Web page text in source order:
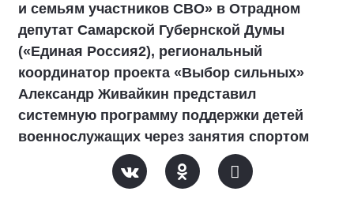
и семьям участников СВО» в Отрадном
депутат Самарской Губернской Думы
(«Единая Россия2), региональный
координатор проекта «Выбор сильных»
Александр Живайкин представил
системную программу поддержки детей
военнослужащих через занятия спортом